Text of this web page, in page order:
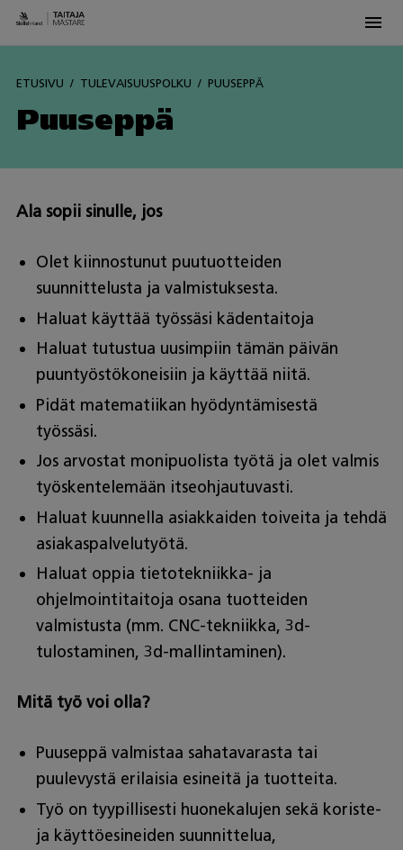
ETUSIVU TULEVAISUUSPOLKU PUUSEPPÄ
Puuseppä
Ala sopii sinulle, jos
Olet kiinnostunut puutuotteiden
suunnittelusta ja valmistuksesta.
Haluat käyttää työssäsi kädentaitoja
Haluat tutustua uusimpiin tämän päivän
puuntyöstökoneisiin ja käyttää niitä.
Pidät matematiikan hyödyntämisestä
työssäsi.
Jos arvostat monipuolista työtä ja olet valmis
työskentelemään itseohjautuvasti.
Haluat kuunnella asiakkaiden toiveita ja tehdä
asiakaspalvelutyötä.
Haluat oppia tietotekniikka- ja
ohjelmointitaitoja osana tuotteiden
valmistusta (mm. CNC-tekniikka, 3d-
tulostaminen, 3d-mallintaminen).
Mitä työ voi olla?
Puuseppä valmistaa sahatavarasta tai
puulevystä erilaisia esineitä ja tuotteita.
Työ on tyypillisesti huonekalujen sekä koriste-
ja käyttöesineiden suunnittelua,